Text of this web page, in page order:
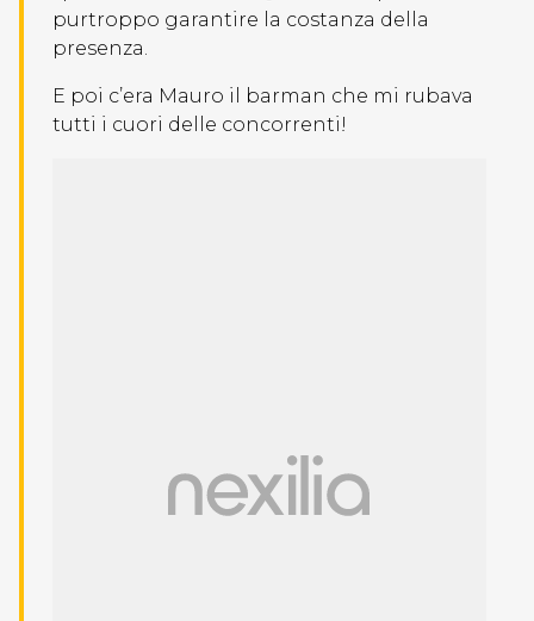
purtroppo garantire la costanza della
presenza.
E poi c’era Mauro il barman che mi rubava
tutti i cuori delle concorrenti!